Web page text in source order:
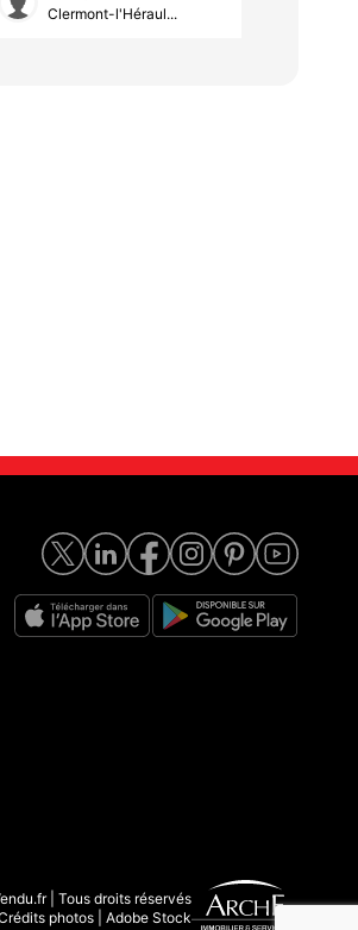
Clermont-l'Héraul...
| Tous droits réservés
photos | Adobe Stock